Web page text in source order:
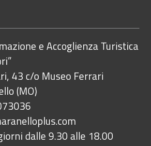
e Accoglienza Turistica
43 c/o Museo Ferrari
(MO)
dalle 9.30 alle 18.00